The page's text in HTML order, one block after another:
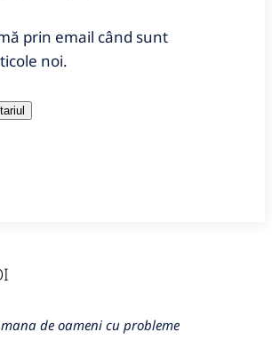
prin email când sunt
noi.
de oameni cu probleme